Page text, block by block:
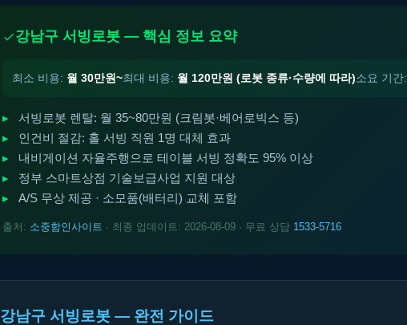
강남구 서빙로봇 — 핵심 정보 요약
최소 비용: 월 30만원~최대 비용: 월 120만원 (로봇 종류·수량에 따라)소요 기간:
서빙로봇 렌탈: 월 35~80만원 (크림봇·베어로빅스 등)
인건비 절감: 홀 서빙 직원 1명 대체 효과
내비게이션 자율주행으로 테이블 서빙 정확도 95% 이상
정부 스마트상점 기술보급사업 지원 대상
A/S 무상 제공 · 소모품(배터리) 교체 포함
출처: 소중함인사이트 · 최종 업데이트: 2026-08-09 · 무료 상담 1533-5716
강남구 서빙로봇 — 완전 가이드